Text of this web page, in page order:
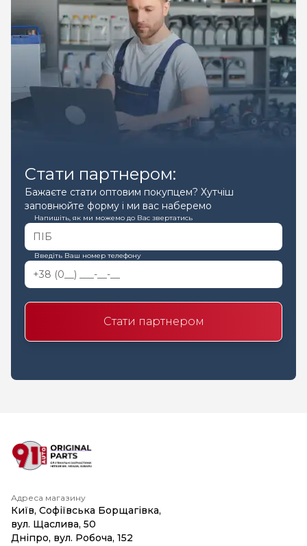
Стати партнером:
Бажаєте стати оптовим покупцем? Хутчіш
заповнюйте форму і ми вас наберемо
Напишіть, як ми можемо до Вас звертатись
Введіть Ваш номер телефону
Стати партнером
Адреса магазину
Київ, Софіївська Борщагівка,
вул. Щаслива, 50
Дніпро, вул. Робоча, 152